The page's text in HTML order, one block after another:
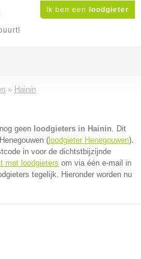
Ik ben een loodgieter
» Hainin
geen loodgieters in Hainin. Dit
( loodgieter Henegouwen).
in voor de dichtstbijzijnde
met loodgieters om via één e-mail in
tegelijk. Hieronder worden nu